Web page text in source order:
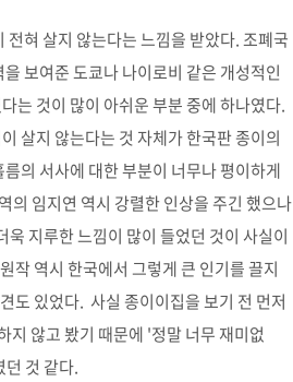
혀 살지 않는다는 느낌을 받았다. 조폐국
보여준 도쿄나 나이로비 같은 개성적인
는 것이 많이 아쉬운 부분 중에 하나였다.
살지 않는다는 것 자체가 한국판 종이의
의 서사에 대한 부분이 너무나 평이하게
의 임지연 역시 강렬한 인상을 주긴 했으나
지루한 느낌이 많이 들었던 것이 사실이
작 역시 한국에서 그렇게 큰 인기를 끌지
도 있었다. 사실 종이이집을 보기 전 먼저
지 않고 봤기 때문에 '정말 너무 재미없
것 같다.